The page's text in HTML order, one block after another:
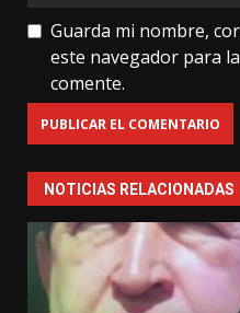
Guarda mi nombre,
este navegador para
comente.
NOTICIAS RELACIONADAS